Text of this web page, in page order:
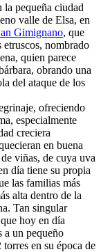
la pequeña ciudad
valle de Elsa, en
Gimignano, que
etruscos, nombrado
quien parece
obrando una
del ataque de los
ofreciendo
especialmente
creciera
en buena
viñas, de cuya uva
día tiene su propia
las familias más
alta dentro de la
Tan singular
hoy en día
a un pequeño
en su época de